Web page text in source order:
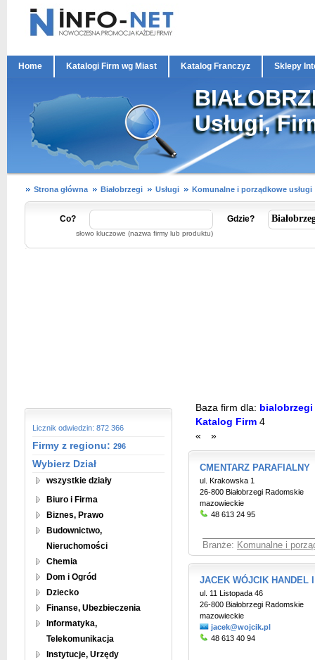
Home Katalogi Firm wg Miast Katalog Franczyz Sklepy
Usługi,
Strona główna Białobrzegi Usługi Komunalne i porządkowe usługi
Co?
słowo kluczowe (nazwa firmy lub produktu)
Gdzie?
Licznik odwiedzin: 872 366
Firmy z regionu: 296
Wybierz Dział
wszystkie działy
Biuro i Firma
Biznes, Prawo
Budownictwo,
Nieruchomości
Chemia
Dom i Ogród
Dziecko
Finanse, Ubezbieczenia
Informatyka,
Telekomunikacja
Instytucje, Urzędy
Baza firm dla: bialobrzegi
Katalog Firm 4
«
»
CMENTARZ PARAFIALNY
ul. Krakowska 1
26-800 Białobrzegi Radomskie
mazowieckie
48 613 24 95
Branże: Komunalne i
JACEK WÓJCIK HANDEL
ul. 11 Listopada 46
26-800 Białobrzegi Radomskie
mazowieckie
jacek@wojcik.pl
48 613 40 94